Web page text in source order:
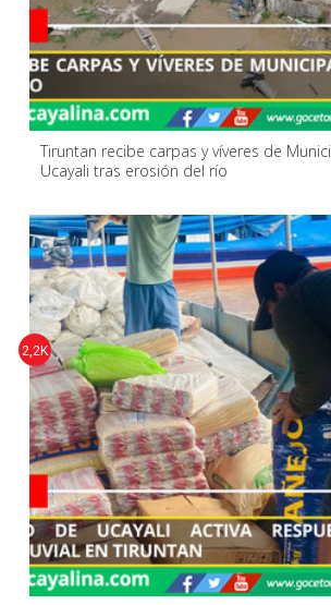
Tiruntan recibe carpas y víveres de
Ucayali tras erosión del río
2,2K